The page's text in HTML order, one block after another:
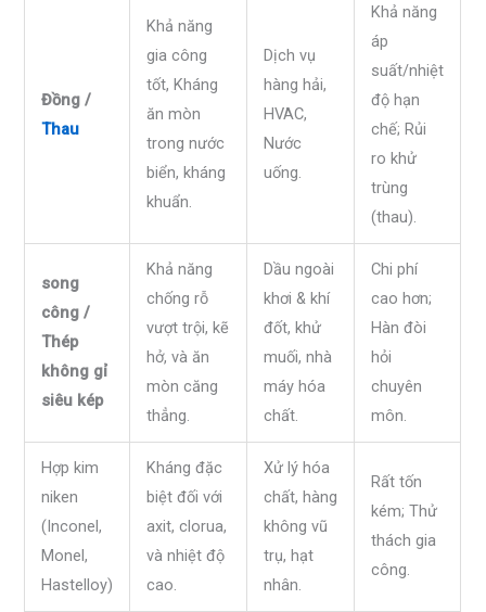
Đồng /
Thau
Khả năng
gia công
tốt, Kháng
ăn mòn
trong nước
biển, kháng
khuẩn.
Dịch vụ
hàng hải,
HVAC,
Nước
uống.
Khả năng
áp
suất/nhiệt
độ hạn
chế; Rủi
ro khử
trùng
(thau).
song
công /
Thép
không gỉ
siêu kép
Khả năng
chống rỗ
vượt trội, kẽ
hở, và ăn
mòn căng
thẳng.
Dầu ngoài
khơi & khí
đốt, khử
muối, nhà
máy hóa
chất.
Chi phí
cao hơn;
Hàn đòi
hỏi
chuyên
môn.
Hợp kim
niken
(Inconel,
Monel,
Hastelloy)
Kháng đặc
biệt đối với
axit, clorua,
và nhiệt độ
cao.
Xử lý hóa
chất, hàng
không vũ
trụ, hạt
nhân.
Rất tốn
kém; Thử
thách gia
công.